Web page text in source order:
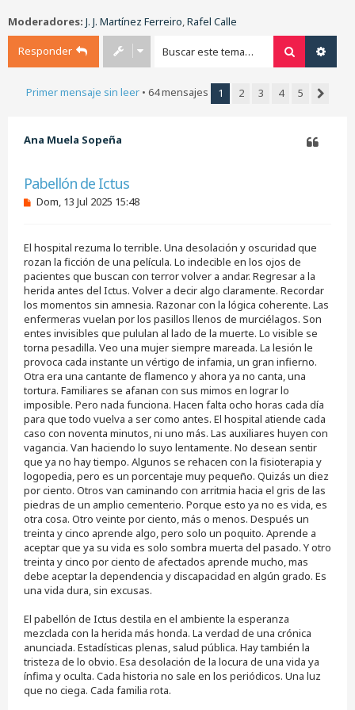
Moderadores: J. J. Martínez Ferreiro Rafel Calle
Responder Buscar
Primer mensaje sin leer • 64 mensajes 1 2 3 4
5
Ana Muela Sopeña
Pabellón de Ictus
M
a
j
e
s
i
n
l
e
e
r
Dom, 13 Jul 2025 15:48
El hospital rezuma lo terrible. Una desolación y oscuridad que
rozan la ficción de una película. Lo indecible en los ojos de
pacientes que buscan con terror volver a andar. Regresar a la
herida antes del Ictus. Volver a decir algo claramente. Recordar
los momentos sin amnesia. Razonar con la lógica coherente. Las
enfermeras vuelan por los pasillos llenos de murciélagos. Son
entes invisibles que pululan al lado de la muerte. Lo visible se
torna pesadilla. Veo una mujer siempre mareada. La lesión le
provoca cada instante un vértigo de infamia, un gran infierno.
Otra era una cantante de flamenco y ahora ya no canta, una
tortura. Familiares se afanan con sus mimos en lograr lo
imposible. Pero nada funciona. Hacen falta ocho horas cada día
para que todo vuelva a ser como antes. El hospital atiende cada
caso con noventa minutos, ni uno más. Las auxiliares huyen con
vagancia. Van haciendo lo suyo lentamente. No desean sentir
que ya no hay tiempo. Algunos se rehacen con la fisioterapia y
logopedia, pero es un porcentaje muy pequeño. Quizás un diez
por ciento. Otros van caminando con arritmia hacia el gris de las
piedras de un amplio cementerio. Porque esto ya no es vida, es
otra cosa. Otro veinte por ciento, más o menos. Después un
treinta y cinco aprende algo, pero solo un poquito. Aprende a
aceptar que ya su vida es solo sombra muerta del pasado. Y otro
treinta y cinco por ciento de afectados aprende mucho, mas
debe aceptar la dependencia y discapacidad en algún grado. Es
una vida dura, sin excusas.
El pabellón de Ictus destila en el ambiente la esperanza
mezclada con la herida más honda. La verdad de una crónica
anunciada. Estadísticas plenas, salud pública. Hay también la
tristeza de lo obvio. Esa desolación de la locura de una vida ya
ínfima y oculta. Cada historia no sale en los periódicos. Una luz
que no ciega. Cada familia rota.